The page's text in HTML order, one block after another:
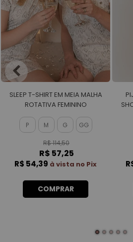
SLEEP T-SHIRT EM MEIA MALHA
ROTATIVA FEMININO
P M G GG
R$ 114,50
R$ 57,25
R$ 54,39 à vista no Pix
COMPRAR